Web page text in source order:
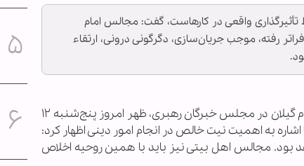
واقعی در کارهاست، گفت: مجالس امام
رفته، موجب جریان‌سازی، دگرگونی درونی، ارتقاء
به گزارش خبرگزاری اهل بیت(ع) ـ ابنا ـ آیت‌الله رضا رمضانی، نماینده مردم گیلان در مجلس خبرگان رهبری، ظهر امروز پنج‌شنبه ۱۲
اشاره به اهمیت نیت خالص در انجام امور دینی اظهار کرد:
بود. مجالس اهل بیتی نیز باید با همین روحیه اخلاص